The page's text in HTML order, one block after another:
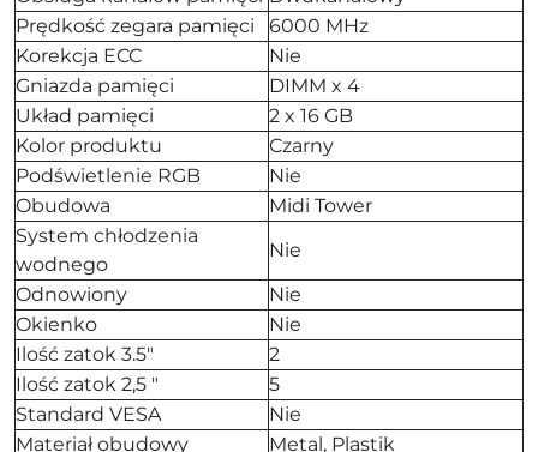
Prędkość zegara pamięci
6000 MHz
Korekcja ECC
Nie
Gniazda pamięci
DIMM x 4
Układ pamięci
2 x 16 GB
Kolor produktu
Czarny
Podświetlenie RGB
Nie
Obudowa
Midi Tower
System chłodzenia
wodnego
Nie
Odnowiony
Nie
Okienko
Nie
Ilość zatok 3.5"
2
Ilość zatok 2,5 "
5
Standard VESA
Nie
Materiał obudowy
Metal, Plastik